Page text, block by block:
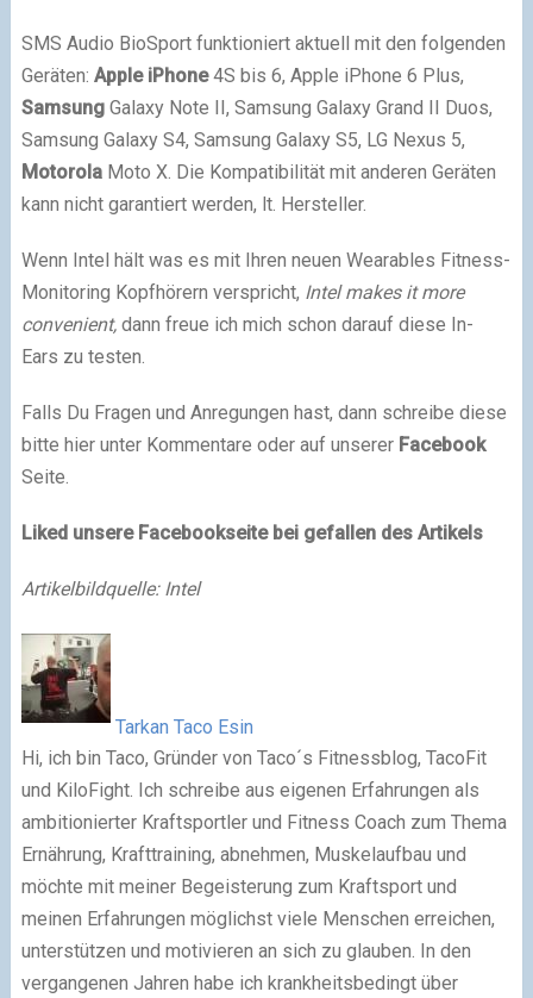
SMS Audio BioSport funktioniert aktuell mit den folgenden
Geräten: Apple iPhone4S bis 6, Apple iPhone 6 Plus,
SamsungGalaxy Note II, Samsung Galaxy Grand II Duos,
Samsung Galaxy S4, Samsung Galaxy S5, LG Nexus 5,
MotorolaMoto X. Die Kompatibilität mit anderen Geräten
kann nicht garantiert werden, lt. Hersteller.
Wenn Intel hält was es mit Ihren neuen Wearables Fitness-
Monitoring Kopfhörern verspricht, Intel makes it more
convenient, dann freue ich mich schon darauf diese In-
Ears zu testen.
Falls Du Fragen und Anregungen hast, dann schreibe diese
bitte hier unter Kommentare oder auf unserer Facebook
Seite.
Liked unsere Facebookseite bei gefallen des Artikels
Artikelbildquelle: Intel
Tarkan Taco Esin
Hi, ich bin Taco, Gründer von Taco´s Fitnessblog, TacoFit
und KiloFight. Ich schreibe aus eigenen Erfahrungen als
ambitionierter Kraftsportler und Fitness Coach zum Thema
Ernährung, Krafttraining, abnehmen, Muskelaufbau und
möchte mit meiner Begeisterung zum Kraftsport und
meinen Erfahrungen möglichst viele Menschen erreichen,
unterstützen und motivieren an sich zu glauben. In den
vergangenen Jahren habe ich krankheitsbedingt über